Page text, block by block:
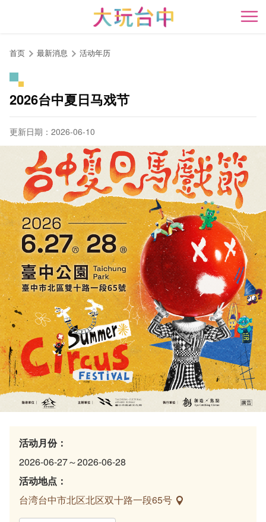
开
首页 最新消息 活动年历
2026台中夏日马戏节
更新日期：2026-06-10
活动月份：
2026-06-27～2026-06-28
活动地点：
台湾台中市北区北区双十路一段65号